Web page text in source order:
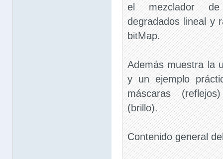
el mezclador
degradados lineal y
bitMap.
Además muestra la
y un ejemplo
máscaras
(brillo).
Contenido general